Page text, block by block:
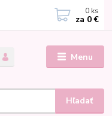
Menu
Hľadať
0 ks
za 0 €